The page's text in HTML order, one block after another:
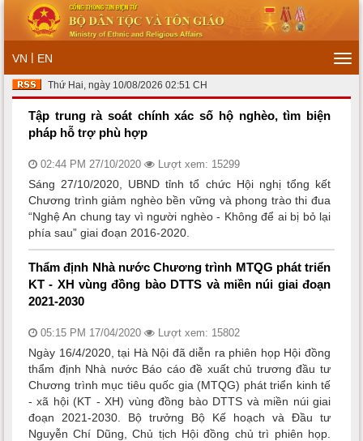
VN | EN
Thứ Hai, ngày 10/08/2026 02:51 CH
Tập trung rà soát chính xác số hộ nghèo, tìm biện
pháp hỗ trợ phù hợp
02:44 PM 27/10/2020 Lượt xem: 15299
Sáng 27/10/2020, UBND tỉnh tổ chức Hội nghị tổng kết
Chương trình giảm nghèo bền vững và phong trào thi đua
“Nghệ An chung tay vì người nghèo - Không để ai bị bỏ lại
phía sau” giai đoạn 2016-2020.
Thẩm định Nhà nước Chương trình MTQG phát triển
KT - XH vùng đồng bào DTTS và miền núi giai đoạn
2021-2030
05:15 PM 17/04/2020 Lượt xem: 15802
Ngày 16/4/2020, tại Hà Nội đã diễn ra phiên họp Hội đồng
thẩm định Nhà nước Báo cáo đề xuất chủ trương đầu tư
Chương trình mục tiêu quốc gia (MTQG) phát triển kinh tế
- xã hội (KT - XH) vùng đồng bào DTTS và miền núi giai
đoạn 2021-2030. Bộ trưởng Bộ Kế hoạch và Đầu tư
Nguyễn Chí Dũng, Chủ tịch Hội đồng chủ trì phiên họp.